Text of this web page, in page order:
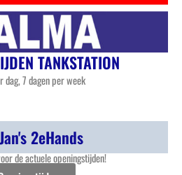
TANKSTATION
dag, 7 dagen per week
2eHands
de actuele openingstijden!